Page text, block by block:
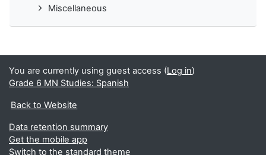
Miscellaneous
You are currently using guest access (Log in)
Grade 6 MN Studies: Spanish
Back to Website
Data retention summary
Get the mobile app
Switch to the standard theme